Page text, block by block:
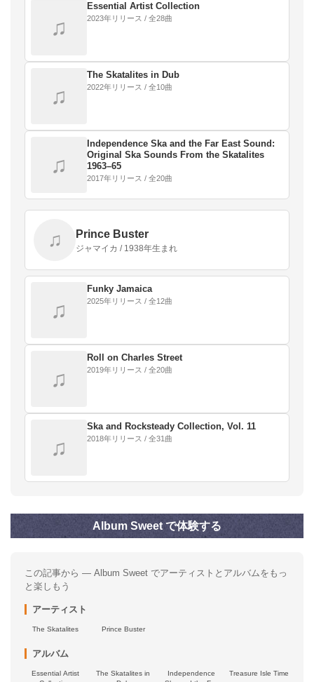
♫
Essential Artist Collection
2023年リリース / 全28曲
♫
The Skatalites in Dub
2022年リリース / 全10曲
♫
Independence Ska and the Far East Sound:
Original Ska Sounds From the Skatalites
1963–65
2017年リリース / 全20曲
♫ Prince Buster
ジャマイカ / 1938年生まれ
♫
Funky Jamaica
2025年リリース / 全12曲
♫
Roll on Charles Street
2019年リリース / 全20曲
♫
Ska and Rocksteady Collection, Vol. 11
2018年リリース / 全31曲
Album Sweet で体験する
この記事から — Album Sweet でアーティストとアルバムをもっ
と楽しもう
アーティスト
The Skatalites Prince Buster
アルバム
Essential Artist
The Skatalites in
Independence
Treasure Isle Time